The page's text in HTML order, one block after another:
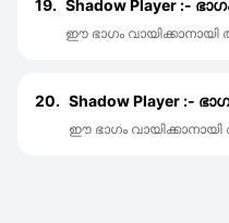
19. Shadow Player :-
ഈ ഭാഗം
20. Shadow Player :-
ഈ ഭാഗം